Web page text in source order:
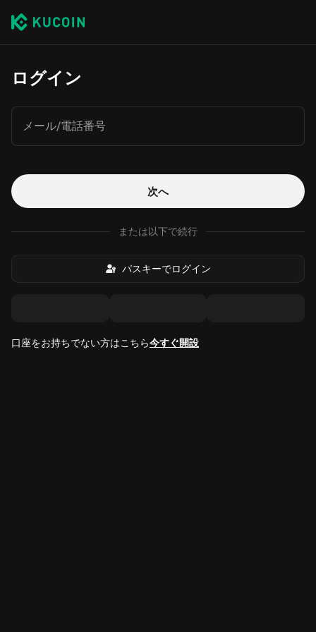
ログイン
メール/電話番号
次へ
または以下で続行
パスキーでログイン
口座をお持ちでない方はこちら今すぐ開設